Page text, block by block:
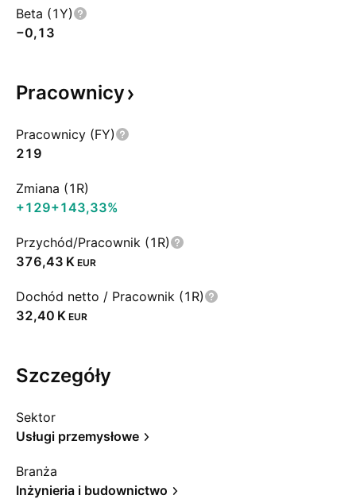
Beta (1Y)
−0,13
Pracownicy
Pracownicy (FY)
219
Zmiana (1R)
+129+143,33%
Przychód/Pracownik (1R)
‪376,43 K‬ EUR
Dochód netto / Pracownik (1R)
‪32,40 K‬ EUR
Szczegóły
Sektor
Usługi przemysłowe
Branża
Inżynieria i budownictwo